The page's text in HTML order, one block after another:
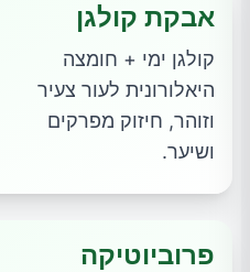
אבקת קולגן
קולגן ימי + חומצה
היאלורונית לעור צעיר
וזוהר, חיזוק מפרקים
ושיער.
פרוביוטיקה